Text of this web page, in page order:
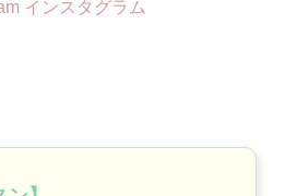
インスタグラム